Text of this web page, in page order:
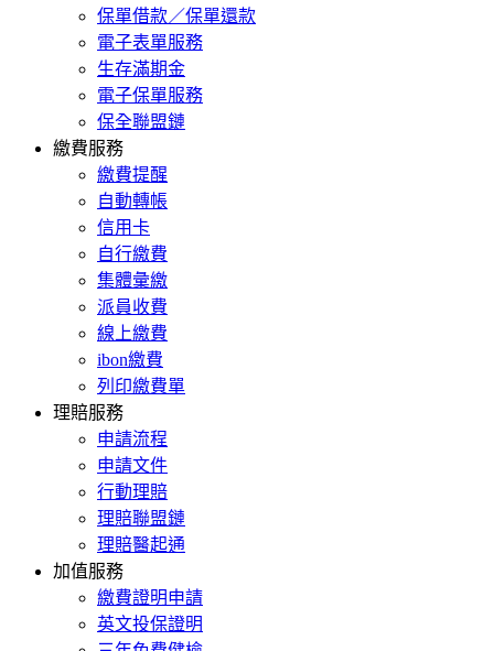
保單借款／保單還款
電子表單服務
生存滿期金
電子保單服務
保全聯盟鏈
繳費服務
繳費提醒
自動轉帳
信用卡
自行繳費
集體彙繳
派員收費
線上繳費
ibon繳費
列印繳費單
理賠服務
申請流程
申請文件
行動理賠
理賠聯盟鏈
理賠醫起通
加值服務
繳費證明申請
英文投保證明